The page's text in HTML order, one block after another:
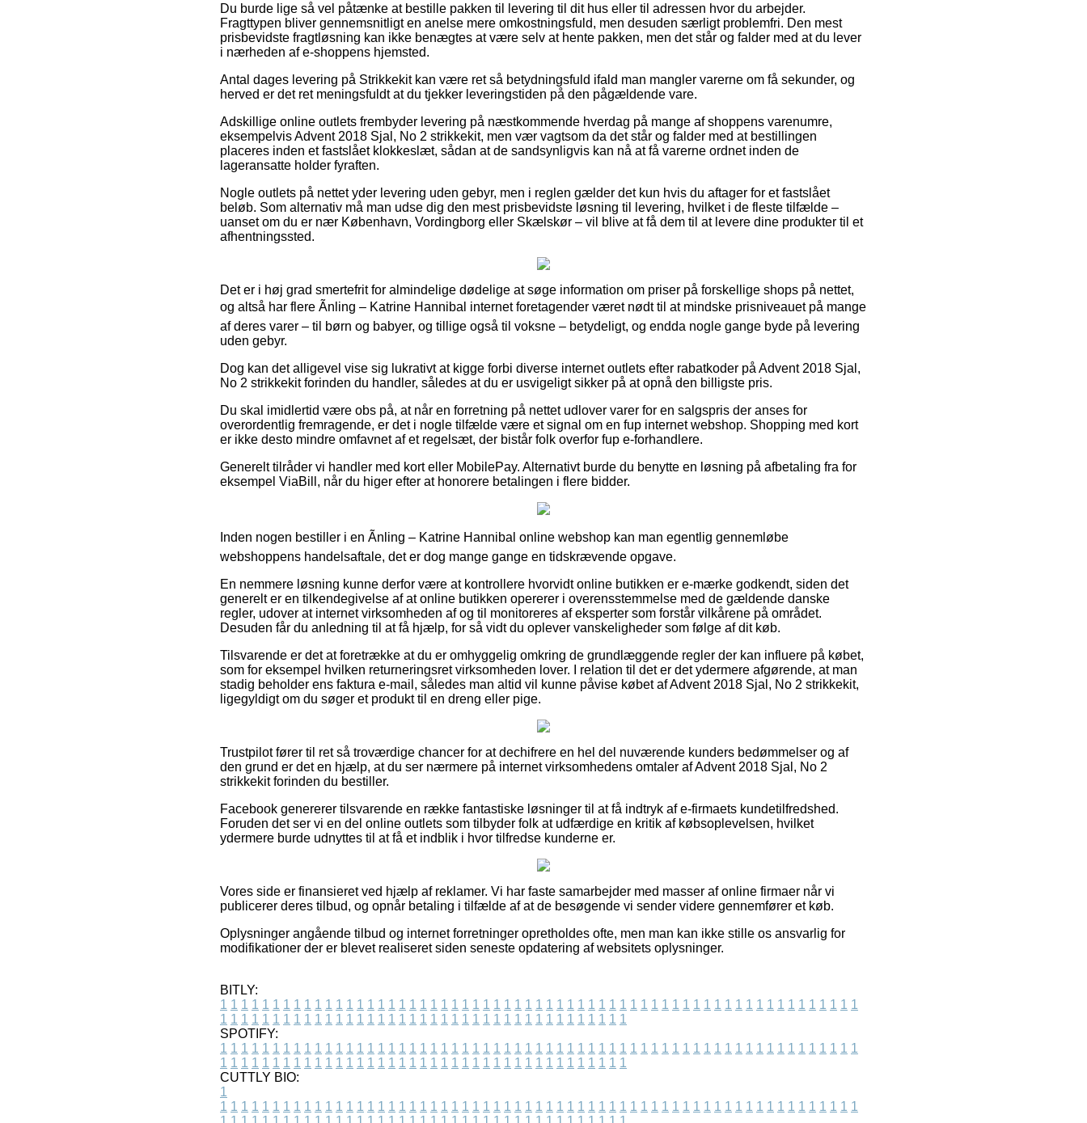
Du burde lige så vel påtænke at bestille pakken til levering til dit hus eller til adressen hvor du arbejder.
Fragttypen bliver gennemsnitligt en anelse mere omkostningsfuld, men desuden særligt problemfri. Den mest
prisbevidste fragtløsning kan ikke benægtes at være selv at hente pakken, men det står og falder med at du lever
i nærheden af e-shoppens hjemsted.
Antal dages levering på Strikkekit kan være ret så betydningsfuld ifald man mangler varerne om få sekunder, og
herved er det ret meningsfuldt at du tjekker leveringstiden på den pågældende vare.
Adskillige online outlets frembyder levering på næstkommende hverdag på mange af shoppens varenumre,
eksempelvis Advent 2018 Sjal, No 2 strikkekit, men vær vagtsom da det står og falder med at bestillingen
placeres inden et fastslået klokkeslæt, sådan at de sandsynligvis kan nå at få varerne ordnet inden de
lageransatte holder fyraften.
Nogle outlets på nettet yder levering uden gebyr, men i reglen gælder det kun hvis du aftager for et fastslået
beløb. Som alternativ må man udse dig den mest prisbevidste løsning til levering, hvilket i de fleste tilfælde –
uanset om du er nær København, Vordingborg eller Skælskør – vil blive at få dem til at levere dine produkter til et
afhentningssted.
Det er i høj grad smertefrit for almindelige dødelige at søge information om priser på forskellige shops på nettet,
og altså har flere Ãnling – Katrine Hannibal internet foretagender været nødt til at mindske prisniveauet på mange
af deres varer – til børn og babyer, og tillige også til voksne – betydeligt, og endda nogle gange byde på levering
uden gebyr.
Dog kan det alligevel vise sig lukrativt at kigge forbi diverse internet outlets efter rabatkoder på Advent 2018 Sjal,
No 2 strikkekit forinden du handler, således at du er usvigeligt sikker på at opnå den billigste pris.
Du skal imidlertid være obs på, at når en forretning på nettet udlover varer for en salgspris der anses for
overordentlig fremragende, er det i nogle tilfælde være et signal om en fup internet webshop. Shopping med kort
er ikke desto mindre omfavnet af et regelsæt, der bistår folk overfor fup e-forhandlere.
Generelt tilråder vi handler med kort eller MobilePay. Alternativt burde du benytte en løsning på afbetaling fra for
eksempel ViaBill, når du higer efter at honorere betalingen i flere bidder.
Inden nogen bestiller i en Ãnling – Katrine Hannibal online webshop kan man egentlig gennemløbe
webshoppens handelsaftale, det er dog mange gange en tidskrævende opgave.
En nemmere løsning kunne derfor være at kontrollere hvorvidt online butikken er e-mærke godkendt, siden det
generelt er en tilkendegivelse af at online butikken opererer i overensstemmelse med de gældende danske
regler, udover at internet virksomheden af og til monitoreres af eksperter som forstår vilkårene på området.
Desuden får du anledning til at få hjælp, for så vidt du oplever vanskeligheder som følge af dit køb.
Tilsvarende er det at foretrække at du er omhyggelig omkring de grundlæggende regler der kan influere på købet,
som for eksempel hvilken returneringsret virksomheden lover. I relation til det er det ydermere afgørende, at man
stadig beholder ens faktura e-mail, således man altid vil kunne påvise købet af Advent 2018 Sjal, No 2 strikkekit,
ligegyldigt om du søger et produkt til en dreng eller pige.
Trustpilot fører til ret så troværdige chancer for at dechifrere en hel del nuværende kunders bedømmelser og af
den grund er det en hjælp, at du ser nærmere på internet virksomhedens omtaler af Advent 2018 Sjal, No 2
strikkekit forinden du bestiller.
Facebook genererer tilsvarende en række fantastiske løsninger til at få indtryk af e-firmaets kundetilfredshed.
Foruden det ser vi en del online outlets som tilbyder folk at udfærdige en kritik af købsoplevelsen, hvilket
ydermere burde udnyttes til at få et indblik i hvor tilfredse kunderne er.
Vores side er finansieret ved hjælp af reklamer. Vi har faste samarbejder med masser af online firmaer når vi
publicerer deres tilbud, og opnår betaling i tilfælde af at de besøgende vi sender videre gennemfører et køb.
Oplysninger angående tilbud og internet forretninger opretholdes ofte, men man kan ikke stille os ansvarlig for
modifikationer der er blevet realiseret siden seneste opdatering af websitets oplysninger.
BITLY:
1 1 1 1 1 1 1 1 1 1 1 1 1 1 1 1 1 1 1 1 1 1 1 1 1 1 1 1 1 1 1 1 1 1 1 1 1 1 1 1 1 1 1 1 1 1 1 1 1 1 1 1 1 1 1 1 1 1 1 1 1
1 1 1 1 1 1 1 1 1 1 1 1 1 1 1 1 1 1 1 1 1 1 1 1 1 1 1 1 1 1 1 1 1 1 1 1 1 1 1
SPOTIFY:
1 1 1 1 1 1 1 1 1 1 1 1 1 1 1 1 1 1 1 1 1 1 1 1 1 1 1 1 1 1 1 1 1 1 1 1 1 1 1 1 1 1 1 1 1 1 1 1 1 1 1 1 1 1 1 1 1 1 1 1 1
1 1 1 1 1 1 1 1 1 1 1 1 1 1 1 1 1 1 1 1 1 1 1 1 1 1 1 1 1 1 1 1 1 1 1 1 1 1 1
CUTTLY BIO:
1
1 1 1 1 1 1 1 1 1 1 1 1 1 1 1 1 1 1 1 1 1 1 1 1 1 1 1 1 1 1 1 1 1 1 1 1 1 1 1 1 1 1 1 1 1 1 1 1 1 1 1 1 1 1 1 1 1 1 1 1 1